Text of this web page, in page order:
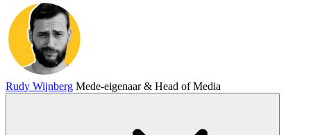
Rudy Wijnberg Mede-eigenaar & Head of Media